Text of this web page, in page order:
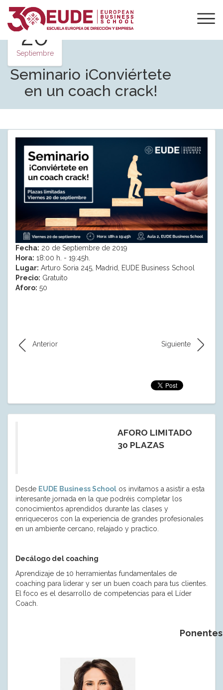
20
Septiembre
Seminario ¡Conviértete
en un coach crack!
Fecha: 20 de Septiembre de 2019
Hora: 18:00 h. - 19:45h.
Lugar: Arturo Soria 245, Madrid, EUDE Business School
Precio: Gratuito
Aforo: 50
Anterior Siguiente
AFORO LIMITADO
30 PLAZAS
Desde EUDE Business School os invitamos a asistir a esta
interesante jornada en la que podréis completar los
conocimientos aprendidos durante las clases y
enriqueceros con la experiencia de grandes profesionales
en un ambiente cercano, relajado y practico.
Decálogo del coaching
Aprendizaje de 10 herramientas fundamentales de
coaching para liderar y ser un buen coach para tus clientes.
El foco es el desarrollo de competencias para el Líder
Coach.
Ponentes